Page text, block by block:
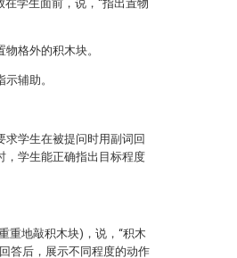
学生面前，说，“指出置物
格外的积木块。
辅助。
求学生在被提问时用副词回
，学生能正确指出目标程度
重地敲积木块)，说，“积木
答后，展示不同程度的动作